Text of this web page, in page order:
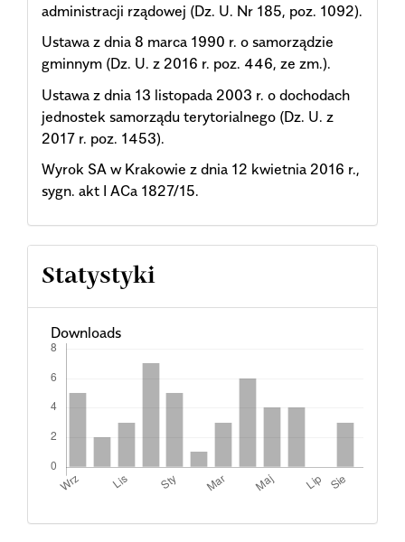
administracji rządowej (Dz. U. Nr 185, poz. 1092).
Ustawa z dnia 8 marca 1990 r. o samorządzie
gminnym (Dz. U. z 2016 r. poz. 446, ze zm.).
Ustawa z dnia 13 listopada 2003 r. o dochodach
jednostek samorządu terytorialnego (Dz. U. z
2017 r. poz. 1453).
Wyrok SA w Krakowie z dnia 12 kwietnia 2016 r.,
sygn. akt I ACa 1827/15.
Statystyki
Downloads